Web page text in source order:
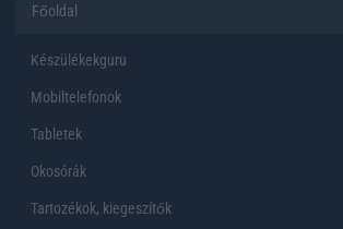
Főoldal
Készülékekguru
Mobiltelefonok
Tabletek
Okosórák
Tartozékok, kiegeszítők